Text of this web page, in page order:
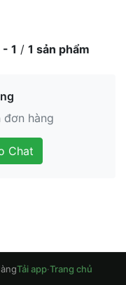
- 1 / 1 sản phẩm
hàng
Chat
Tải app·Trang chủ